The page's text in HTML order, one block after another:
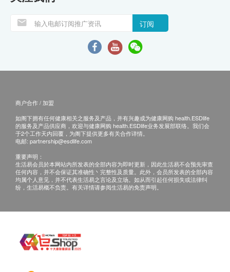
订阅
商户合作 / 加盟
如阁下拥有任何健康相关之服务及产品，并有兴趣成为健康网购 health.ESDlife
的服务及产品供应商，欢迎与健康网购 health.ESDlife业务发展部联络。我们会
于2个工作天内回覆，为阁下提供更多有关合作详情。
电邮: partnership@esdlife.com
重要声明：
生活易会员於本网站内所发表的全部内容为即时更新，因此生活易不会预先审查
任何内容，并不会保证其准确性丶完整性及质量。此外，会员所发表的全部内容
均属个人意见，并不代表生活易之言论及立场。如从而引起任何损失或法律纠
纷，生活易概不负责。有关详情请参阅生活易的免责声明。